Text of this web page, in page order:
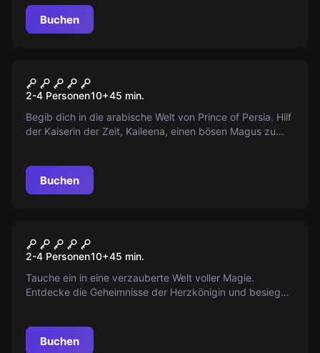
Buchen
Prince of Persia - The Dagger
of Time VR
2-4 Personen10+45 min.
Begib dich in die arabische Welt von Prince of Persia. Hilf
der Kaiserin der Zeit, Kaileena, einen bösen Magus zu
Sanduhrkammer erreichen und den Magus besiegen.
Buchen
Alice VR
2-4 Personen10+45 min.
Tauche ein in eine verzauberte Welt voller Magie.
Entdecke die Geheimnisse der Herzkönigin und besiege
Buchen